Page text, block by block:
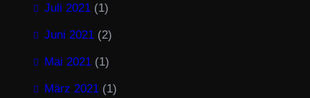
Juli 2021 (1)
Juni 2021 (2)
Mai 2021 (1)
März 2021 (1)